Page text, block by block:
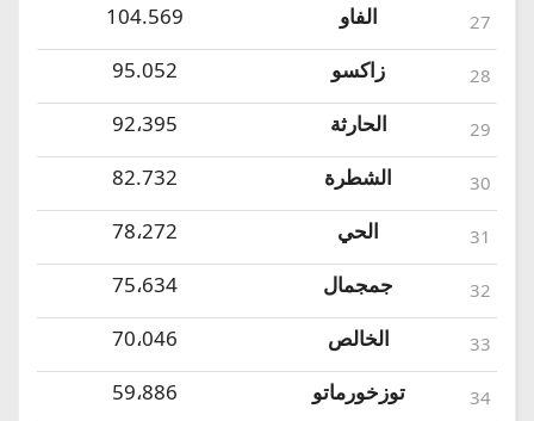
27 الفاو 104.569
28 زاكسو 95.052
29 الحارثة 92،395
30 الشطرة 82.732
31 الحي 78،272
32 جمجمال 75،634
33 الخالص 70،046
34 توزخورماتو 59،886